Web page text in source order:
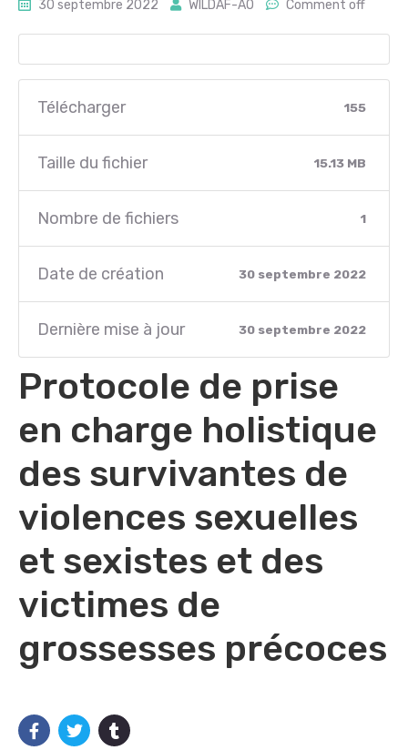
30 septembre 2022 WILDAF-AO Comment off
Télécharger 155
Taille du fichier 15.13 MB
Nombre de fichiers 1
Date de création 30 septembre 2022
Dernière mise à jour 30 septembre 2022
Protocole de prise
en charge holistique
des survivantes de
violences sexuelles
et sexistes et des
victimes de
grossesses précoces